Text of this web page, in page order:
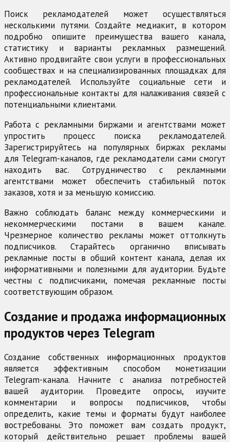
Поиск рекламодателей может осуществляться
несколькими путями. Создайте медиакит, в котором
подробно опишите преимущества вашего канала,
статистику и варианты рекламных размещений.
Активно продвигайте свои услуги в профессиональных
сообществах и на специализированных площадках для
рекламодателей. Используйте социальные сети и
профессиональные контакты для налаживания связей с
потенциальными клиентами.
Работа с рекламными биржами и агентствами может
упростить процесс поиска рекламодателей.
Зарегистрируйтесь на популярных биржах рекламы
для Telegram-каналов, где рекламодатели сами смогут
находить вас. Сотрудничество с рекламными
агентствами может обеспечить стабильный поток
заказов, хотя и за меньшую комиссию.
Важно соблюдать баланс между коммерческими и
некоммерческими постами в вашем канале.
Чрезмерное количество рекламы может оттолкнуть
подписчиков. Старайтесь органично вписывать
рекламные посты в общий контент канала, делая их
информативными и полезными для аудитории. Будьте
честны с подписчиками, помечая рекламные посты
соответствующим образом.
Создание и продажа информационных
продуктов через Telegram
Создание собственных информационных продуктов
является эффективным способом монетизации
Telegram-канала. Начните с анализа потребностей
вашей аудитории. Проведите опросы, изучите
комментарии и вопросы подписчиков, чтобы
определить, какие темы и форматы будут наиболее
востребованы. Это поможет вам создать продукт,
который действительно решает проблемы вашей